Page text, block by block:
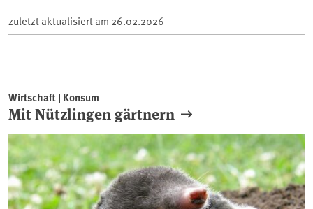
zuletzt aktualisiert am 26.02.2026
Wirtschaft | Konsum
Mit Nützlingen gärtnern